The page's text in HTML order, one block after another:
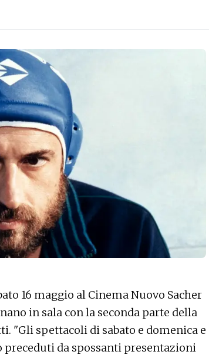
16 maggio al Cinema Nuovo Sacher
in sala con la seconda parte della
"Gli spettacoli di sabato e domenica e
da spossanti presentazioni